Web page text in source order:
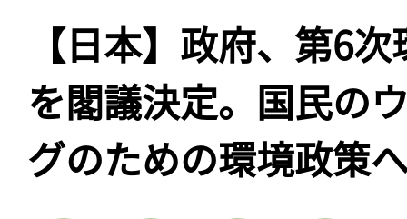
【日本】政府、第6
を閣議決定。国民の
グのための環境政策